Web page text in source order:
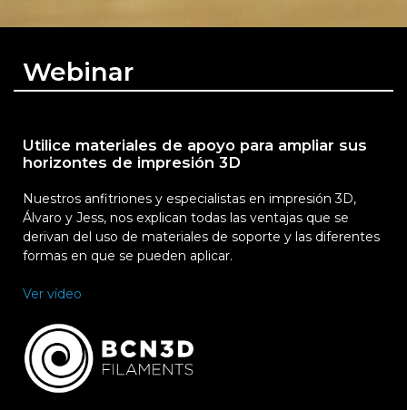
Webinar
Utilice materiales de apoyo para ampliar sus
horizontes de impresión 3D
Nuestros anfitriones y especialistas en impresión 3D,
Álvaro y Jess, nos explican todas las ventajas que se
derivan del uso de materiales de soporte y las diferentes
formas en que se pueden aplicar.
Ver vídeo